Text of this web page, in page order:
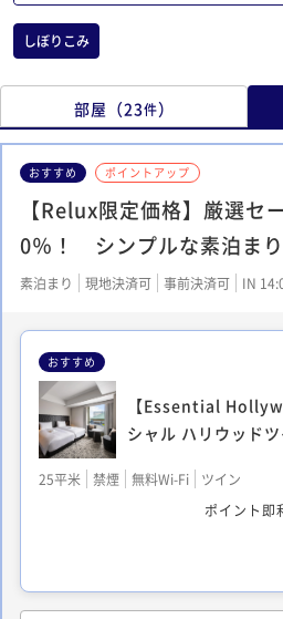
しぼりこみ
部屋 （23件）
おすすめ ポイントアップ
【Relux限定価格】厳選セ
0％！ シンプルな素泊まり
素泊まり 現地決済可 事前決済可 IN
おすすめ
【Essential
シャル ハリウッド
25平米 禁煙 無料Wi-Fi
ツイン
ポイント即